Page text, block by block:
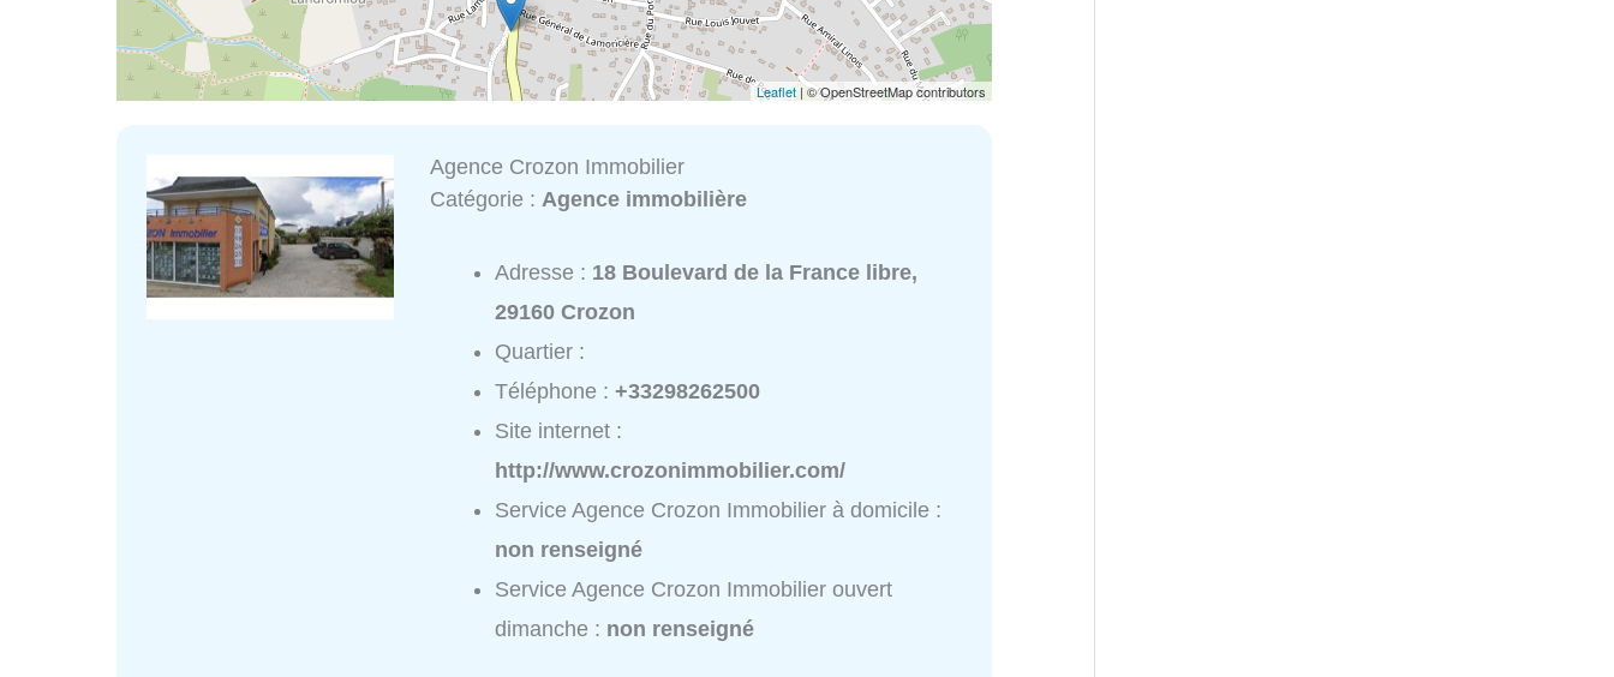
Leaflet| © OpenStreetMap contributors
Agence Crozon Immobilier
Catégorie : Agence immobilière
Adresse : 18 Boulevard de la France libre,
29160 Crozon
Quartier :
Téléphone :+33298262500
Site internet :
http://www.crozonimmobilier.com/
Service Agence Crozon Immobilier à domicile :
non renseigné
Service Agence Crozon Immobilier ouvert
dimanche : non renseigné